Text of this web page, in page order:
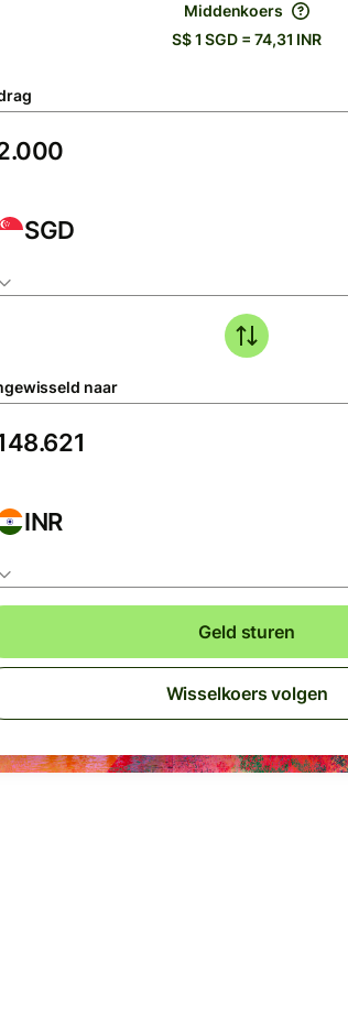
Middenkoers
S$ 1 SGD = 74,31 INR
SGD
naar
INR
Geld sturen
Wisselkoers volgen